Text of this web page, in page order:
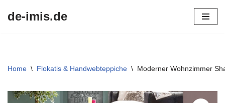
de-imis.de
Home \ Flokatis & Handwebteppiche \ Moderner Wohnzimmer